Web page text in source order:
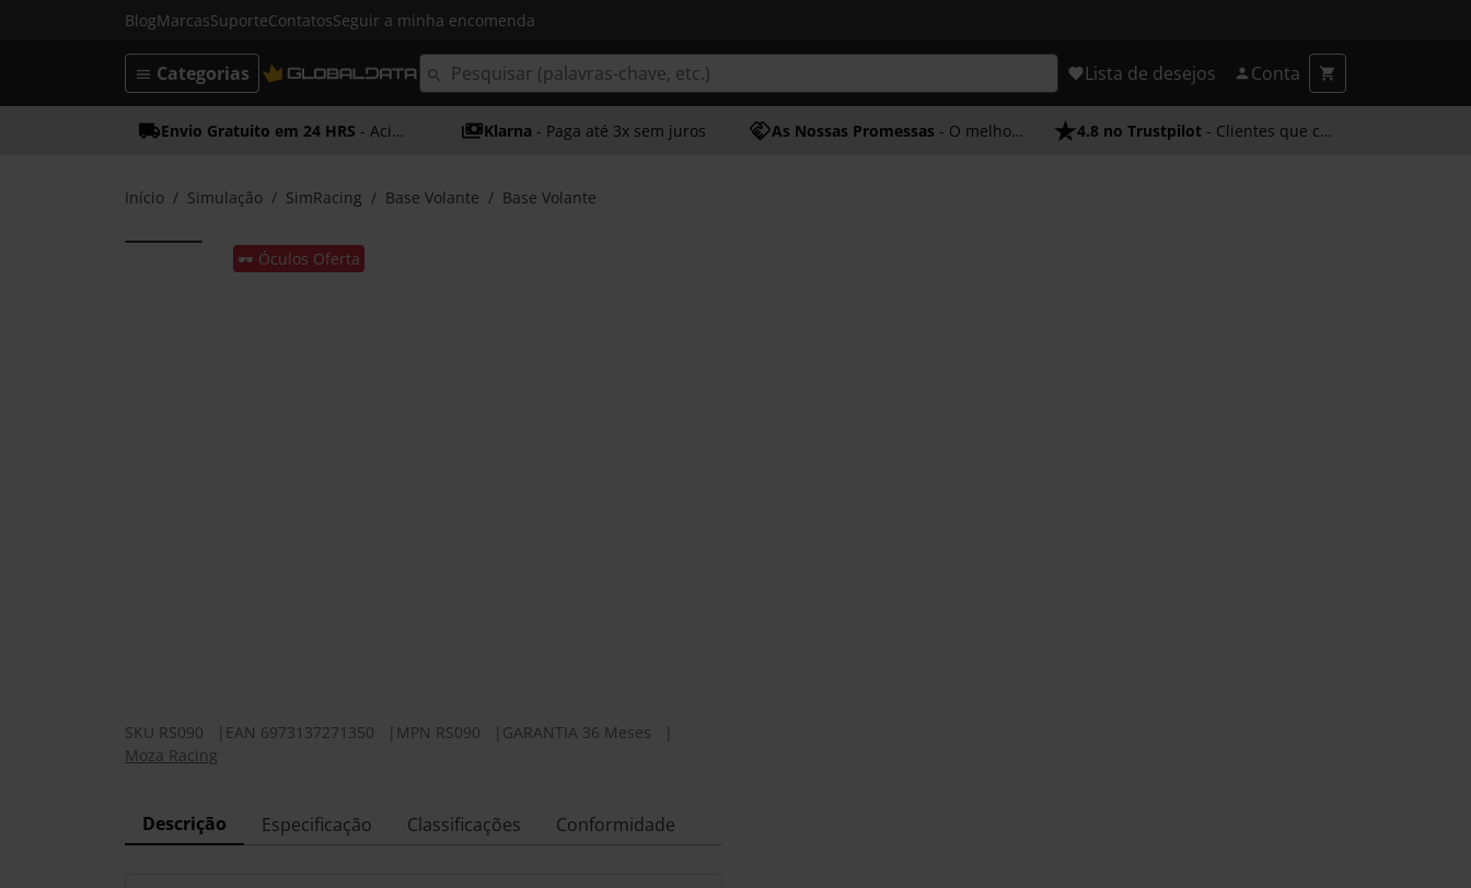
BlogMarcasSuporteContatosSeguir a minha encomenda
Lista de desejos Conta
Categorias
Envio Gratuito em 24 HRS - Acima dos 50€ Klarna - Paga até 3x sem juros As Nossas Promessas - O melhor atendimento 4.8 no Trustpilot - Clientes que confiam em nós
Início Simulação SimRacing Base Volante Base Volante
🕶️ Óculos Oferta
SKU RS090 EAN 6973137271350 MPN RS090 GARANTIA 36 Meses
Moza Racing
Descrição Especificação Classificações Conformidade